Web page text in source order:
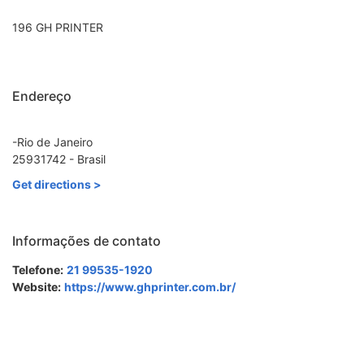
196 GH PRINTER
Endereço
-Rio de Janeiro
25931742 - Brasil
Get directions >
Informações de contato
Telefone: 21 99535-1920
Website: https://www.ghprinter.com.br/